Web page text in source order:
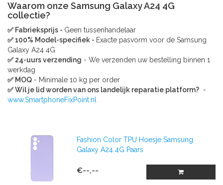
Waarom onze Samsung Galaxy A24 4G
collectie?
✅ Fabrieksprijs - Geen tussenhandelaar
✅ 100% Model-specifiek - Exacte pasvorm voor de Samsung
Galaxy A24 4G
✅ 24-uurs verzending - We verzenden uw bestelling binnen 1
werkdag
✅ MOQ - Minimale 10 kg per order
✅ Wil je lid worden van ons landelijk reparatie platform? -
www.SmartphoneFixPoint.nl
Fashion Color TPU Hoesje Samsung
Galaxy A24 4G Paars
€--,--